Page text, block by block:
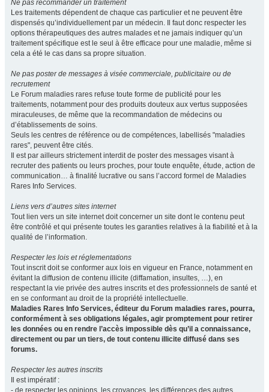
Ne pas recommander un traitement
Les traitements dépendent de chaque cas particulier et ne peuvent être
dispensés qu’individuellement par un médecin. Il faut donc respecter les
options thérapeutiques des autres malades et ne jamais indiquer qu’un
traitement spécifique est le seul à être efficace pour une maladie, même si
cela a été le cas dans sa propre situation.
Ne pas poster de messages à visée commerciale, publicitaire ou de
recrutement
Le Forum maladies rares refuse toute forme de publicité pour les
traitements, notamment pour des produits douteux aux vertus supposées
miraculeuses, de même que la recommandation de médecins ou
d’établissements de soins.
Seuls les centres de référence ou de compétences, labellisés "maladies
rares", peuvent être cités.
Il est par ailleurs strictement interdit de poster des messages visant à
recruter des patients ou leurs proches, pour toute enquête, étude, action de
communication… à finalité lucrative ou sans l’accord formel de Maladies
Rares Info Services.
Liens vers d’autres sites internet
Tout lien vers un site internet doit concerner un site dont le contenu peut
être contrôlé et qui présente toutes les garanties relatives à la fiabilité et à la
qualité de l’information.
Respecter les lois et réglementations
Tout inscrit doit se conformer aux lois en vigueur en France, notamment en
évitant la diffusion de contenu illicite (diffamation, insultes, …), en
respectant la vie privée des autres inscrits et des professionnels de santé et
en se conformant au droit de la propriété intellectuelle.
Maladies Rares Info Services, éditeur du Forum maladies rares, pourra,
conformément à ses obligations légales, agir promptement pour retirer
les données ou en rendre l’accès impossible dès qu’il a connaissance,
directement ou par un tiers, de tout contenu illicite diffusé dans ses
forums.
Respecter les autres inscrits
Il est impératif :
- de respecter les opinions, les croyances, les différences des autres